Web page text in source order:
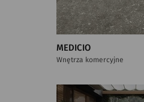
MEDICIO
Wnętrza komercyjne